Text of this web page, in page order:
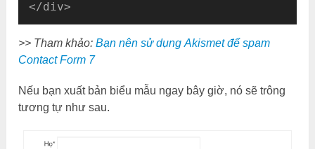
>> Tham khảo:Bạn nên sử dụng Akismet để spam
Contact Form 7
Nếu bạn xuất bản biểu mẫu ngay bây giờ, nó sẽ trông
tương tự như sau.